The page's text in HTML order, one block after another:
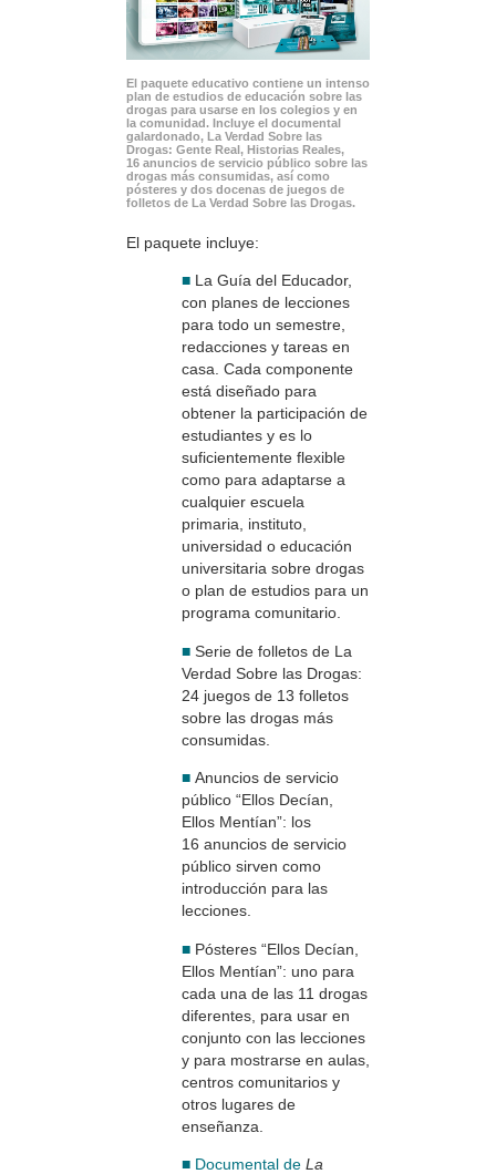
El paquete educativo contiene un intenso
plan de estudios de educación sobre las
drogas para usarse en los colegios y en
la comunidad. Incluye el documental
galardonado, La Verdad Sobre las
Drogas: Gente Real, Historias Reales,
16 anuncios de servicio público sobre las
drogas más consumidas, así como
pósteres y dos docenas de juegos de
folletos de La Verdad Sobre las Drogas.
El paquete incluye:
■ La Guía del Educador,
con planes de lecciones
para todo un semestre,
redacciones y tareas en
casa. Cada componente
está diseñado para
obtener la participación de
estudiantes y es lo
suficientemente flexible
como para adaptarse a
cualquier escuela
primaria, instituto,
universidad o educación
universitaria sobre drogas
o plan de estudios para un
programa comunitario.
■ Serie de folletos de La
Verdad Sobre las Drogas:
24 juegos de 13 folletos
sobre las drogas más
consumidas.
■ Anuncios de servicio
público “Ellos Decían,
Ellos Mentían”: los
16 anuncios de servicio
público sirven como
introducción para las
lecciones.
■ Pósteres “Ellos Decían,
Ellos Mentían”: uno para
cada una de las 11 drogas
diferentes, para usar en
conjunto con las lecciones
y para mostrarse en aulas,
centros comunitarios y
otros lugares de
enseñanza.
■ Documental de La